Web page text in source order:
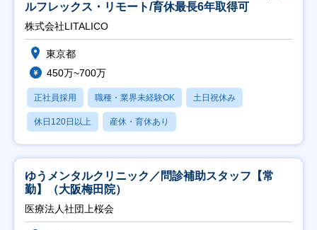
ルフレックス・リモート/育休最長6年取得可
株式会社LITALICO
東京都
450万~700万
正社員採用 職種・業界未経験OK 土日祝休み
休日120日以上 産休・育休あり
ゆうメンタルクリニック／問診補助スタッフ【常
勤】（大阪梅田院）
医療法人社団上桜会